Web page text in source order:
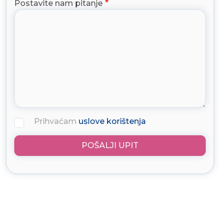
Postavite nam pitanje
Prihvaćam uslove korištenja
POŠALJI UPIT